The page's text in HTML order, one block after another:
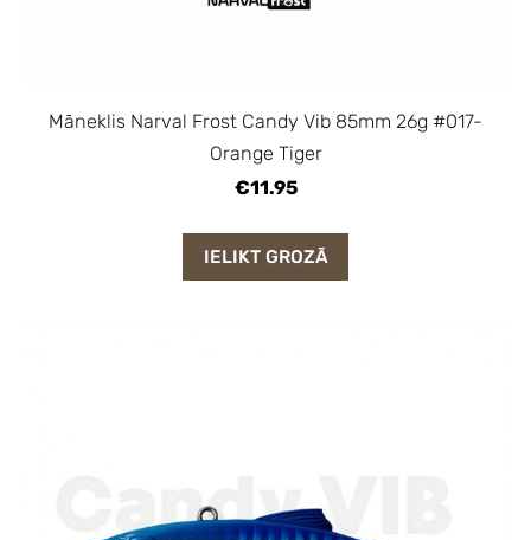
Māneklis Narval Frost Candy Vib 85mm 26g #017-
Orange Tiger
€11.95
IELIKT GROZĀ